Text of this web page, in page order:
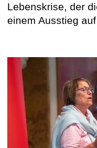
Lebenskrise, der
einem Ausstieg